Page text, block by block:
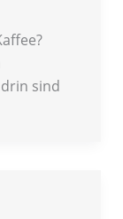
sind